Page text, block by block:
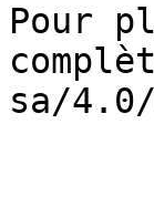
Pour